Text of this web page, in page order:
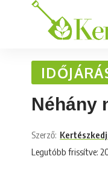
Néhány
Legutóbb frissítve:
Szerző: